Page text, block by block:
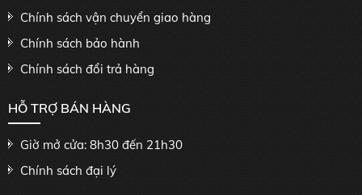
Chính sách vận chuyển giao hàng
Chính sách bảo hành
Chính sách đổi trả hàng
HỖ TRỢ BÁN HÀNG
Giờ mở cửa: 8h30 đến 21h30
Chính sách đại lý